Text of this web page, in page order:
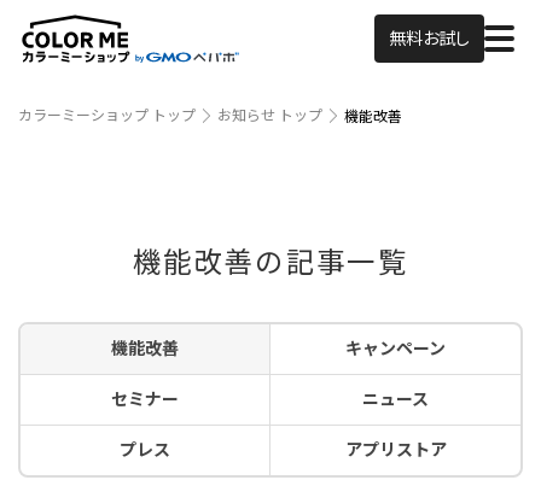
無料お試し
カラーミーショップ トップ お知らせ トップ 機能改善
機能改善の記事一覧
機能改善 キャンペーン
セミナー ニュース
プレス アプリストア